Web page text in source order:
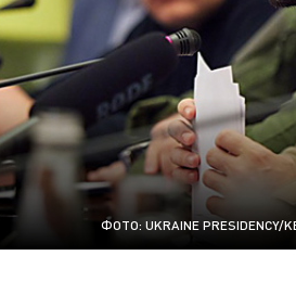
ФОТО: UKRAINE PRESIDENCY/